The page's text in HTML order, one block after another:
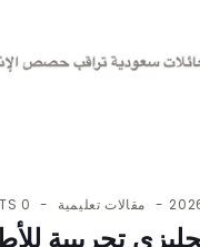
مقالات تعليمية 0 COMMENTS
تجريبية